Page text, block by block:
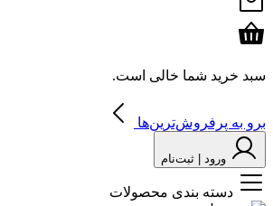
سبد خرید شما خالی است.
برو به پرفروش‌ترین‌ها
ورود | ثبت‌نام
دسته بندی محصولات